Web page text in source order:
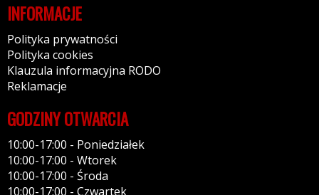
INFORMACJE
Polityka prywatności
Polityka cookies
Klauzula informacyjna RODO
Reklamacje
GODZINY OTWARCIA
10:00-17:00 - Poniedziałek
10:00-17:00 - Wtorek
10:00-17:00 - Środa
10:00-17:00 - Czwartek